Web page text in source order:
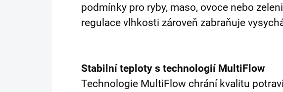
podmínky pro ryby, maso, ovoce nebo
regulace vlhkosti zároveň zabraňuje
Stabilní teploty s technologií MultiFlow
Technologie MultiFlow chrání kvalitu